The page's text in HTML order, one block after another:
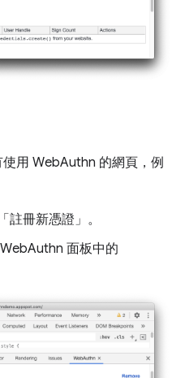
用 WebAuthn 的網頁，例
註冊新憑證」 。
面板中的